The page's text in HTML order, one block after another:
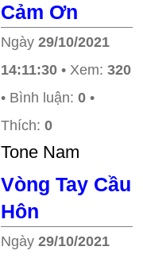
Cảm Ơn
Ngày 29/10/2021
14:11:30 • Xem: 320
• Bình luận: 0 •
Thích: 0
Tone Nam
Vòng Tay Cầu
Hôn
Ngày 29/10/2021